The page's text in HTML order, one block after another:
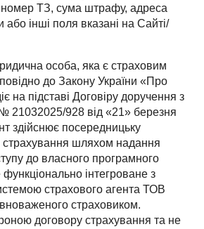
ТЗ, сума штрафу, адреса
або інші поля вказані на Сайті/
особа, яка є страховим
до Закону України «Про
на підставі Договіру доручення з
928 від «21» березня
здійснює посередницьку
страхування шляхом надання
до власного програмного
інтегроване з
страхового агента ТОВ
страховиком.
договору страхування та не